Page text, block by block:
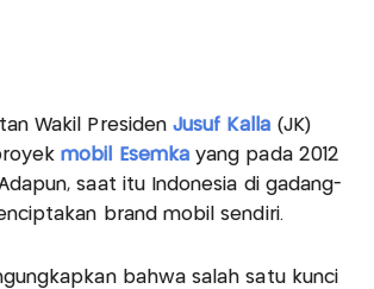
Wakil PresidenJusuf Kalla(JK)
mobil Esemka yang pada 2012
saat itu Indonesia di gadang-
brand mobil sendiri.
bahwa salah satu kunci